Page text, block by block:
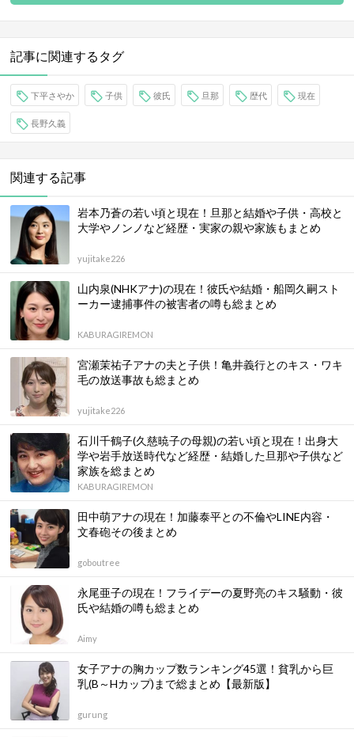
記事に関連するタグ
下平さやか 子供 彼氏 旦那 歴代 現在
長野久義
関連する記事
岩本乃蒼の若い頃と現在！旦那と結婚や子供・高校と
大学やノンノなど経歴・実家の親や家族もまとめ
yujitake226
山内泉(NHKアナ)の現在！彼氏や結婚・船岡久嗣スト
ーカー逮捕事件の被害者の噂も総まとめ
KABURAGIREMON
宮瀬茉祐子アナの夫と子供！亀井義行とのキス・ワキ
毛の放送事故も総まとめ
yujitake226
石川千鶴子(久慈暁子の母親)の若い頃と現在！出身大
学や岩手放送時代など経歴・結婚した旦那や子供など
家族を総まとめ
KABURAGIREMON
田中萌アナの現在！加藤泰平との不倫やLINE内容・
文春砲その後まとめ
goboutree
永尾亜子の現在！フライデーの夏野亮のキス騒動・彼
氏や結婚の噂も総まとめ
Aimy
女子アナの胸カップ数ランキング45選！貧乳から巨
乳(B～Hカップ)まで総まとめ【最新版】
gurung